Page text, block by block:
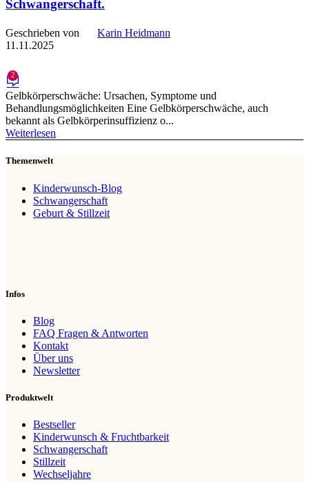
Schwangerschaft.
Geschrieben von
Karin Heidmann
11.11.2025
2
Gelbkörperschwäche: Ursachen, Symptome und
Behandlungsmöglichkeiten Eine Gelbkörperschwäche, auch
bekannt als Gelbkörperinsuffizienz o...
Weiterlesen
Themenwelt
Kinderwunsch-Blog
Schwangerschaft
Geburt & Stillzeit
Infos
Blog
FAQ Fragen & Antworten
Kontakt
Über uns
Newsletter
Produktwelt
Bestseller
Kinderwunsch & Fruchtbarkeit
Schwangerschaft
Stillzeit
Wechseljahre